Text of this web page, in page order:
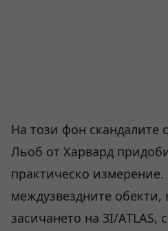
На този фон скандалите
Льоб от Харвард
практическо
междузвездните
засичането на 3I/ATLAS,